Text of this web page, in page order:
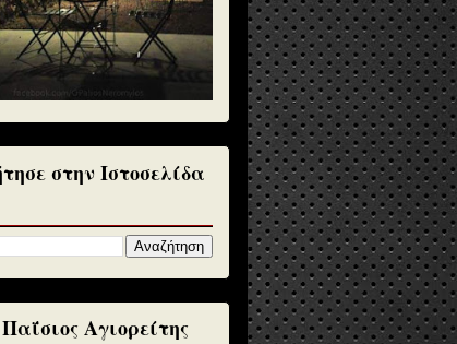
στην Ιστοσελίδα
Αγιορείτης